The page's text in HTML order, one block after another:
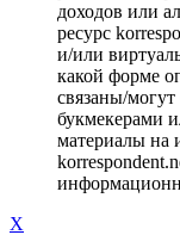
доходов или
ресурс
и/или
какой форме
связаны/
букмекерами
материалы на
X